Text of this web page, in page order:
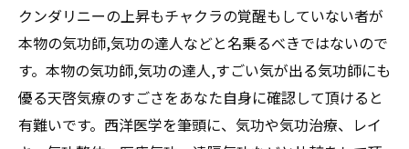
クンダリニーの上昇もチャクラの覚醒もしていない者が
本物の気功師,気功の達人などと名乗るべきではないので
す。本物の気功師,気功の達人,すごい気が出る気功師にも
優る天啓気療のすごさをあなた自身に確認して頂けると
有難いです。西洋医学を筆頭に、気功や気功治療、レイ